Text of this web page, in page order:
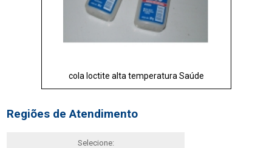
cola loctite alta temperatura Saúde
Regiões de Atendimento
Selecione: